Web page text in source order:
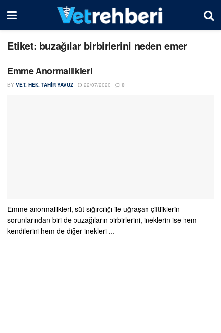
Etiket: buzağılar birbirlerini neden emer
Emme Anormallikleri
BY VET. HEK. TAHIR YAVUZ 22/07/2020 0
Emme anormallikleri, süt sığırcılığı ile uğraşan çiftliklerin
sorunlarından biri de buzağıların birbirlerini, ineklerin ise hem
kendilerini hem de diğer inekleri ...